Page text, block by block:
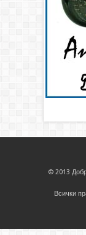
© 2013
Всички